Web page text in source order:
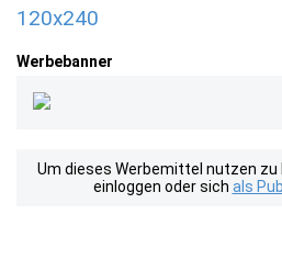
120x240
Werbebanner
Um dieses Werbemittel nutzen zu
einloggen oder sich als